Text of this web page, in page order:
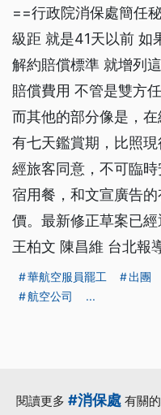
==行政院消保處簡任
級距 就是41天以前 如
解約賠償標準 就增列
賠償費用 不管是雙方
而其他的部分像是，
有七天鑑賞期，比照
經旅客同意，不可臨
宿用餐，和文宣廣告
價。最新修正草案已經
王柏文 陳昌維 台北報
華航空服員罷工 出團
航空公司
...
閱讀更多 #消保處 有關